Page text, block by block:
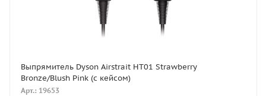
Выпрямитель Dyson Airstrait HT01 Strawberry
Bronze/Blush Pink (с кейсом)
Арт.: 19653